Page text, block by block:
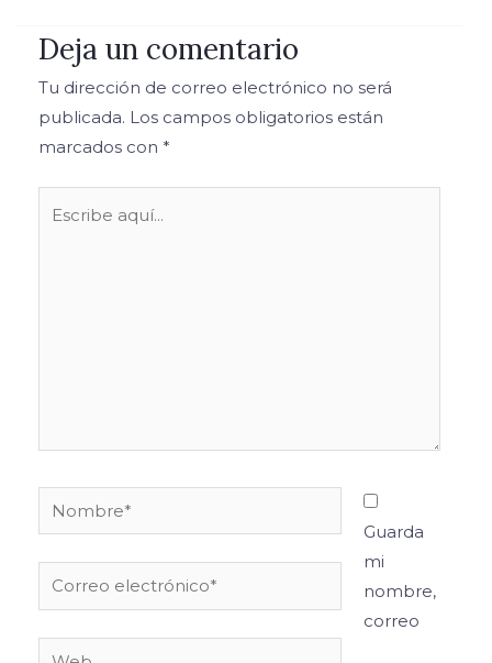
Deja un comentario
Tu dirección de correo electrónico no será
publicada. Los campos obligatorios están
marcados con *
Nombre*
Correo
electrónico*
Web
Guarda
mi
nombre,
correo